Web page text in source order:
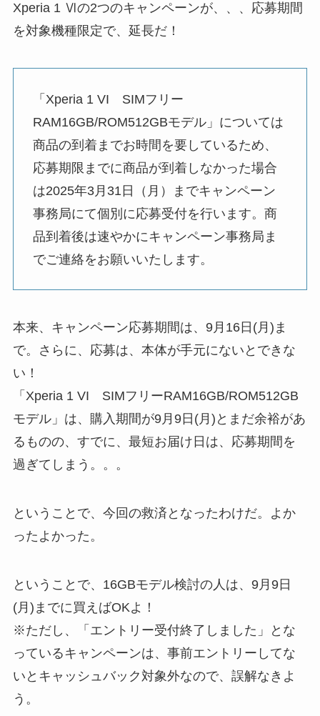
Xperia 1 Ⅵの2つのキャンペーンが、、、応募期間
を対象機種限定で、延長だ！
「Xperia 1 VI SIMフリー
RAM16GB/ROM512GBモデル」については
商品の到着までお時間を要しているため、
応募期限までに商品が到着しなかった場合
は2025年3月31日（月）までキャンペーン
事務局にて個別に応募受付を行います。商
品到着後は速やかにキャンペーン事務局ま
でご連絡をお願いいたします。
本来、キャンペーン応募期間は、9月16日(月)ま
で。さらに、応募は、本体が手元にないとできな
い！
「Xperia 1 VI SIMフリーRAM16GB/ROM512GB
モデル」は、購入期間が9月9日(月)とまだ余裕があ
るものの、すでに、最短お届け日は、応募期間を
過ぎてしまう。。。
ということで、今回の救済となったわけだ。よか
ったよかった。
ということで、16GBモデル検討の人は、9月9日
(月)までに買えばOKよ！
※ただし、「エントリー受付終了しました」とな
っているキャンペーンは、事前エントリーしてな
いとキャッシュバック対象外なので、誤解なきよ
う。